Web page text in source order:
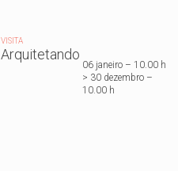
VISITA
Arquitetando
06 janeiro – 10.00 h
> 30 dezembro –
10.00 h